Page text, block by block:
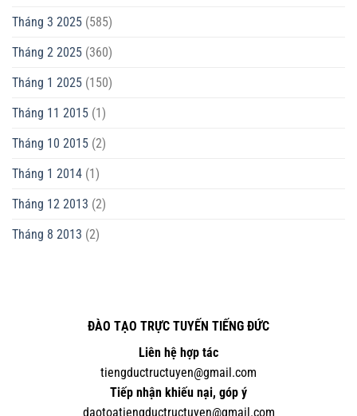
Tháng 3 2025 (585)
Tháng 2 2025 (360)
Tháng 1 2025 (150)
Tháng 11 2015 (1)
Tháng 10 2015 (2)
Tháng 1 2014 (1)
Tháng 12 2013 (2)
Tháng 8 2013 (2)
ĐÀO TẠO TRỰC TUYẾN TIẾNG ĐỨC
Liên hệ hợp tác
tiengductructuyen@gmail.com
Tiếp nhận khiếu nại, góp ý
daotoatiengductructuyen@gmail.com